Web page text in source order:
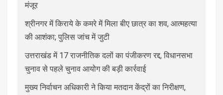
मंजूर
श्रीनगर में किराये के कमरे में मिला बीए छात्र का शव, आत्महत्या
की आशंका; पुलिस जांच में जुटी
उत्तराखंड में 17 राजनीतिक दलों का पंजीकरण रद्द, विधानसभा
चुनाव से पहले चुनाव आयोग की बड़ी कार्रवाई
मुख्य निर्वाचन अधिकारी ने किया मतदान केंद्रों का निरीक्षण,